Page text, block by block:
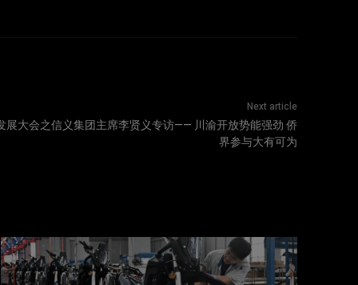
Next article
展大会之信义集团主席李贤义专访—— 川渝开放势能强劲 侨
界参与大有可为